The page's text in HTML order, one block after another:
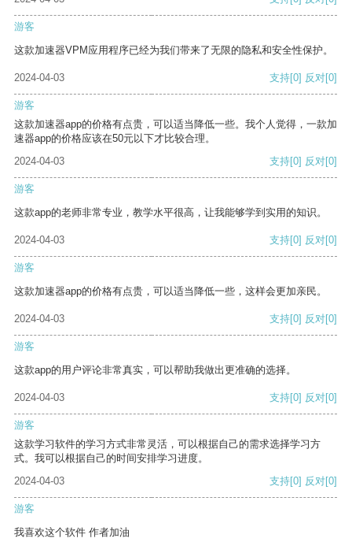
游客
这款加速器VPM应用程序已经为我们带来了无限的隐私和安全性保护。
2024-04-03 支持[0] 反对[0]
游客
这款加速器app的价格有点贵，可以适当降低一些。我个人觉得，一款加
速器app的价格应该在50元以下才比较合理。
2024-04-03
支持[0] 反对[0]
游客
这款app的老师非常专业，教学水平很高，让我能够学到实用的知识。
2024-04-03 支持[0] 反对[0]
游客
这款加速器app的价格有点贵，可以适当降低一些，这样会更加亲民。
2024-04-03 支持[0] 反对[0]
游客
这款app的用户评论非常真实，可以帮助我做出更准确的选择。
2024-04-03 支持[0] 反对[0]
游客
这款学习软件的学习方式非常灵活，可以根据自己的需求选择学习方
式。我可以根据自己的时间安排学习进度。
2024-04-03
支持[0] 反对[0]
游客
我喜欢这个软件 作者加油